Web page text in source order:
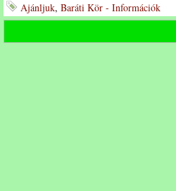
Ajánljuk, Baráti Kör - Információk